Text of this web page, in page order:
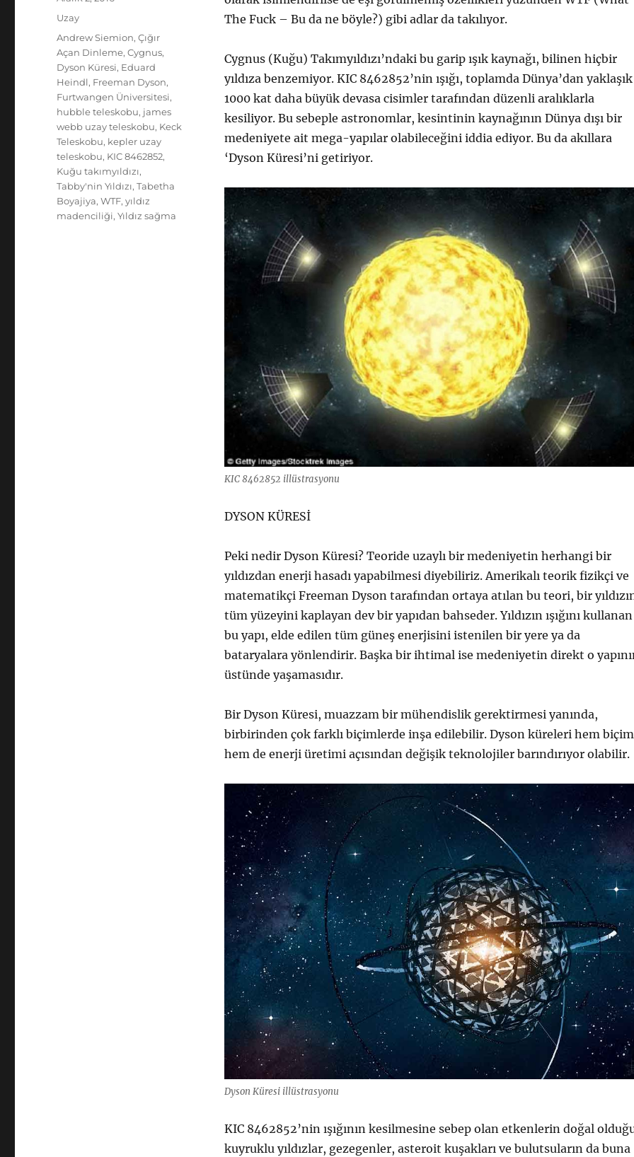
The Fuck – Bu da ne böyle?) gibi adlar da takılıyor.
Cygnus (Kuğu) Takımyıldızı’ndaki bu garip ışık kaynağı, bilinen hiçbir
yıldıza benzemiyor. KIC 8462852’nin ışığı, toplamda Dünya’dan yaklaşık
1000 kat daha büyük devasa cisimler tarafından düzenli aralıklarla
kesiliyor. Bu sebeple astronomlar, kesintinin kaynağının Dünya dışı bir
medeniyete ait mega-yapılar olabileceğini iddia ediyor. Bu da akıllara
‘Dyson Küresi’ni getiriyor.
KIC 8462852 illüstrasyonu
DYSON KÜRESİ
Peki nedir Dyson Küresi? Teoride uzaylı bir medeniyetin herhangi bir
yıldızdan enerji hasadı yapabilmesi diyebiliriz. Amerikalı teorik fizikçi ve
matematikçi Freeman Dyson tarafından ortaya atılan bu teori, bir
tüm yüzeyini kaplayan dev bir yapıdan bahseder. Yıldızın ışığını kullanan
bu yapı, elde edilen tüm güneş enerjisini istenilen bir yere ya da
bataryalara yönlendirir. Başka bir ihtimal ise medeniyetin direkt o
üstünde yaşamasıdır.
Bir Dyson Küresi, muazzam bir mühendislik gerektirmesi yanında,
birbirinden çok farklı biçimlerde inşa edilebilir. Dyson küreleri hem
hem de enerji üretimi açısından değişik teknolojiler barındırıyor olabilir.
Dyson Küresi illüstrasyonu
KIC 8462852’nin ışığının kesilmesine sebep olan etkenlerin doğal
kuyruklu yıldızlar, gezegenler, asteroit kuşakları ve bulutsuların da buna
tarihi
Kategoriler
Uzay
Etiketler
Andrew Siemion,Çığır
Açan Dinleme,Cygnus,
Dyson Küresi, Eduard
Heindl, Freeman Dyson,
Furtwangen Üniversitesi,
hubble teleskobu, james
webb uzay teleskobu, Keck
Teleskobu, kepler uzay
teleskobu, KIC 8462852,
Kuğu takımyıldızı,
Tabby'nin Yıldızı,Tabetha
Boyajiya,WTF,yıldız
madenciliği,Yıldız sağma